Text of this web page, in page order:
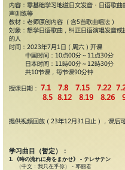
内容：零基础学习地道日文发音・日语歌
声训练等
教材：老师原创内容 （含5首歌曲唱法）
対象：想学日语歌曲，纠正日语演唱发音
的人
时间：2023年7月1日（周六）开课
中国时间：10点00分～11点30分
日本时间：11時00分～12時30分
共10节课，毎节课90分钟
授课日期： 7.1 7.8 7.15 7.22
8.5 8.12 8.19 8.26
提供视频回放（23年12月31日止），课后可
学习曲目（暂定）：
1.《時の流れに身をまかせ》 - テレサテン
（中文：我只在乎你） - 邓丽君